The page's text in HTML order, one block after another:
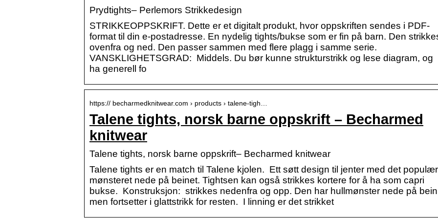
Prydtights– Perlemors Strikkedesign
STRIKKEOPPSKRIFT. Dette er et digitalt produkt, hvor oppskriften sendes i PDF-
format til din e-postadresse. En nydelig tights/bukse som er fin på barn. Den
ovenfra og ned. Den passer sammen med flere plagg i samme serie.
VANSKLIGHETSGRAD: Middels. Du bør kunne strukturstrikk og lese diagram, og
ha generell fo
https:// becharmedknitwear.com › products › talene-tigh…
Talene tights, norsk barne oppskrift – Becharmed
knitwear
Talene tights, norsk barne oppskrift– Becharmed knitwear
Talene tights er en match til Talene kjolen. Ett søtt design til jenter med det
mønsteret nede på beinet. Tightsen kan også strikkes kortere for å ha som capri
bukse. Konstruksjon: strikkes nedenfra og opp. Den har hullmønster nede på
men fortsetter i glattstrikk for resten. I linning er det strikket